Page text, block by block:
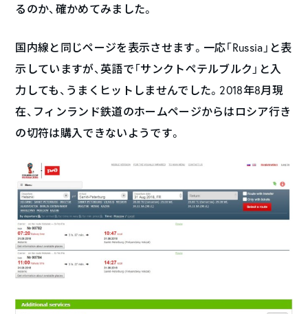
るのか、確かめてみました。
国内線と同じページを表示させます。一応「Russia」と表
示していますが、英語で「サンクトペテルブルク」と入
力しても、うまくヒットしませんでした。2018年8月現
在、フィンランド鉄道のホームページからはロシア行き
の切符は購入できないようです。